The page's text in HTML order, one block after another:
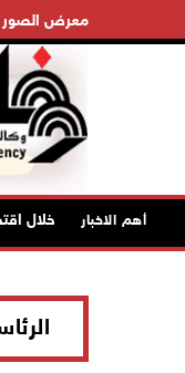
معرض الصور
أهم الاخبار
بالاختناق خلال اقتحام